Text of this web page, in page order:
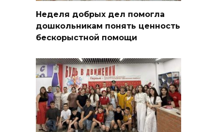
Неделя добрых дел помогла
дошкольникам понять ценность
бескорыстной помощи